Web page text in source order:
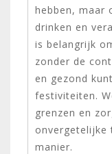
hebben, maar
drinken en
is belangrijk
zonder de
en gezond
festiviteiten.
grenzen en
onvergetelijke
manier.